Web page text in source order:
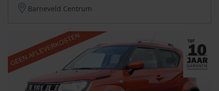
Barneveld Centrum